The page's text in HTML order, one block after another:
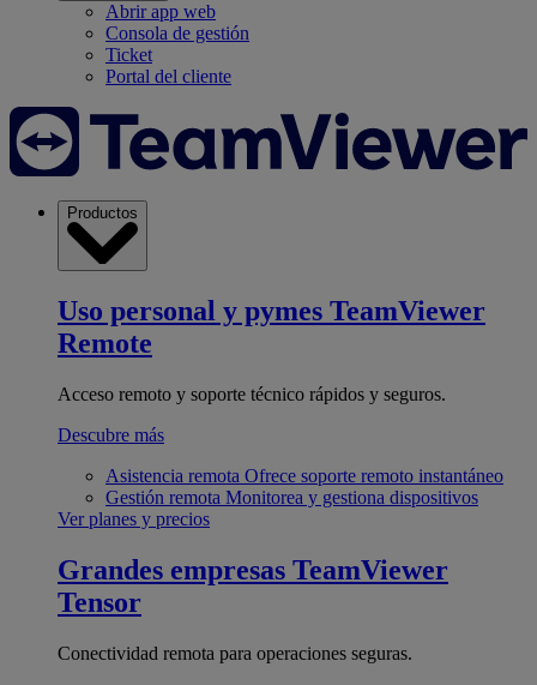
Abrir app web
Consola de gestión
Ticket
Portal del cliente
Productos
Uso personal y pymes TeamViewer
Remote
Acceso remoto y soporte técnico rápidos y seguros.
Descubre más
Asistencia remota Ofrece soporte remoto instantáneo
Gestión remota Monitorea y gestiona dispositivos
Ver planes y precios
Grandes empresas TeamViewer
Tensor
Conectividad remota para operaciones seguras.